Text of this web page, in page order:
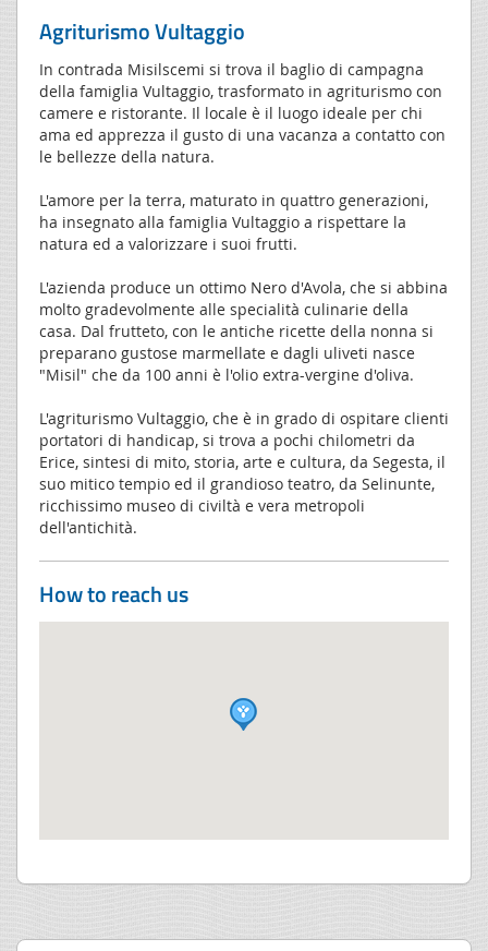
Agriturismo Vultaggio
In contrada Misilscemi si trova il baglio di campagna
della famiglia Vultaggio, trasformato in agriturismo con
camere e ristorante. Il locale è il luogo ideale per chi
ama ed apprezza il gusto di una vacanza a contatto con
le bellezze della natura.
L'amore per la terra, maturato in quattro generazioni,
ha insegnato alla famiglia Vultaggio a rispettare la
natura ed a valorizzare i suoi frutti.
L'azienda produce un ottimo Nero d'Avola, che si abbina
molto gradevolmente alle specialità culinarie della
casa. Dal frutteto, con le antiche ricette della nonna si
preparano gustose marmellate e dagli uliveti nasce
"Misil" che da 100 anni è l'olio extra-vergine d'oliva.
L'agriturismo Vultaggio, che è in grado di ospitare clienti
portatori di handicap, si trova a pochi chilometri da
Erice, sintesi di mito, storia, arte e cultura, da Segesta, il
suo mitico tempio ed il grandioso teatro, da Selinunte,
ricchissimo museo di civiltà e vera metropoli
dell'antichità.
How to reach us